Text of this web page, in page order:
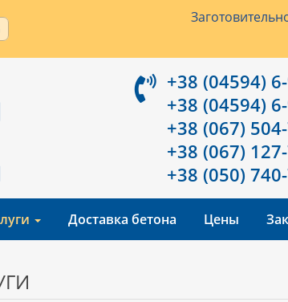
+38 (04594)
+38 (04594)
+38 (067)
+38 (067)
+38 (050)
Доставка бетона Цены